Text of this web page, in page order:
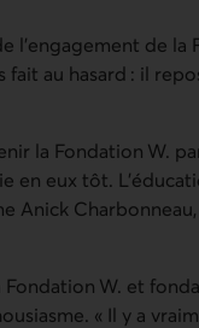
l’engagement de
fait au hasard : il
la Fondation W.
en eux tôt.
Anick
W. et
« Il y a